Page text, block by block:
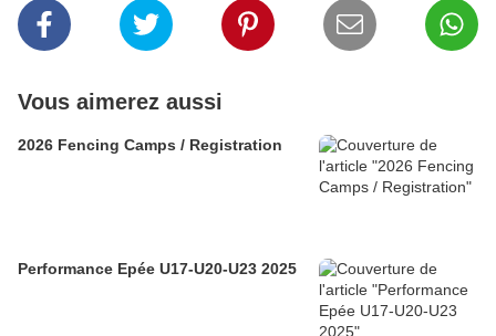
Vous aimerez aussi
2026 Fencing Camps / Registration
Performance Epée U17-U20-U23 2025